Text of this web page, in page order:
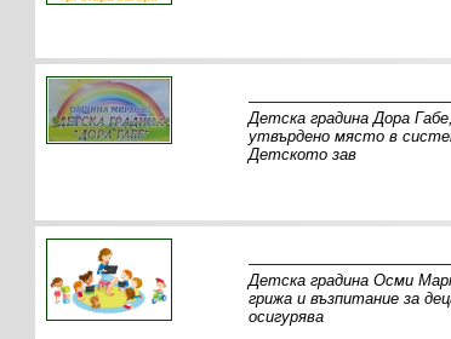
Детска градина Дора
утвърдено място в
Детското зав
Детска градина Осми
грижа и възпитание за
осигурява